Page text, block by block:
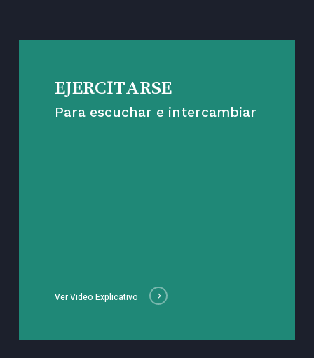
EJERCITARSE
Para escuchar e intercambiar
Ver Video Explicativo